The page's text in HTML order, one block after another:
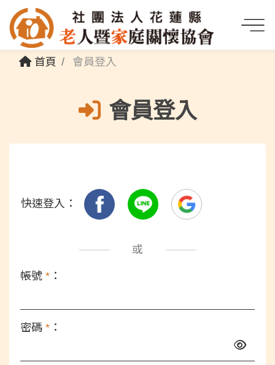
首頁 會員登入
會員登入
快速登入：
或
帳號 * ：
密碼 * ：